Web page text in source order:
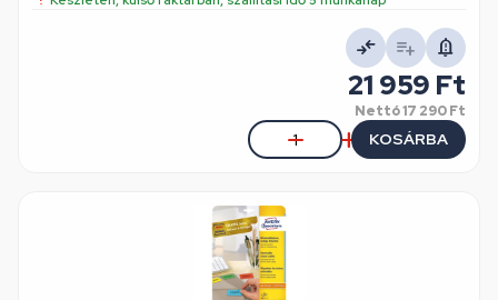
21 959 Ft
Nettó17 290 Ft
KOSÁRBA